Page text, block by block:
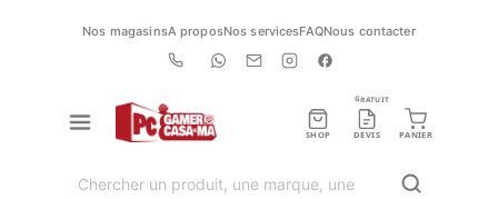
Nos magasinsA proposNos servicesFAQNous contacter
SHOP DEVIS
GRATUIT
PANIER